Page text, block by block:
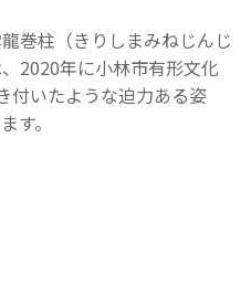
巻柱（きりしまみねじんじ
2020年に小林市有形文化
付いたような迫力ある姿
す。